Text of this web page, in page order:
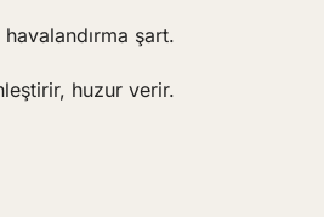
şart.
huzur verir.